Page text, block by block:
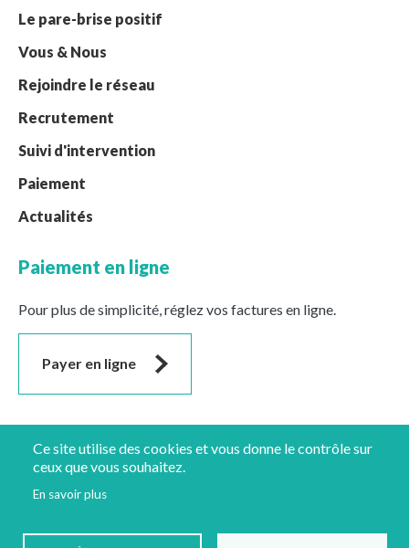
Ce site utilise des cookies et vous donne le contrôle sur
ceux que vous souhaitez.
En savoir plus
Le pare-brise positif
Vous & Nous
Rejoindre le réseau
Recrutement
Suivi d'intervention
Paiement
Actualités
Paiement en ligne
Pour plus de simplicité, réglez vos factures en ligne.
Payer en ligne
Suivez-nous
Mentions légales Protection des données